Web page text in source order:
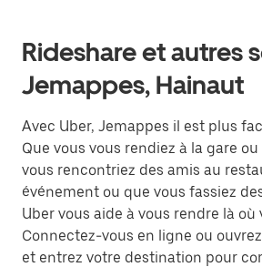
Rideshare et autres
Jemappes, Hainaut
Avec Uber, Jemappes il est plus
Que vous vous rendiez à la gare
vous rencontriez des amis au
événement ou que vous fassiez
Uber vous aide à vous rendre là où
Connectez-vous en ligne ou
et entrez votre destination pour